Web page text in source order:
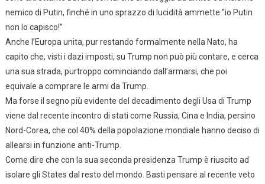
nemico di Putin, finché in uno sprazzo di lucidità ammette “io Putin
non lo capisco!”
Anche l’Europa unita, pur restando formalmente nella Nato, ha
capito che, visti i dazi imposti, su Trump non può più contare, e cerca
una sua strada, purtroppo cominciando dall’armarsi, che poi
equivale a comprare le armi da Trump.
Ma forse il segno più evidente del decadimento degli Usa di Trump
viene dal recente incontro di stati come Russia, Cina e India, persino
Nord-Corea, che col 40% della popolazione mondiale hanno deciso di
allearsi in funzione anti-Trump.
Come dire che con la sua seconda presidenza Trump è riuscito ad
isolare gli States dal resto del mondo. Basti pensare al recente veto